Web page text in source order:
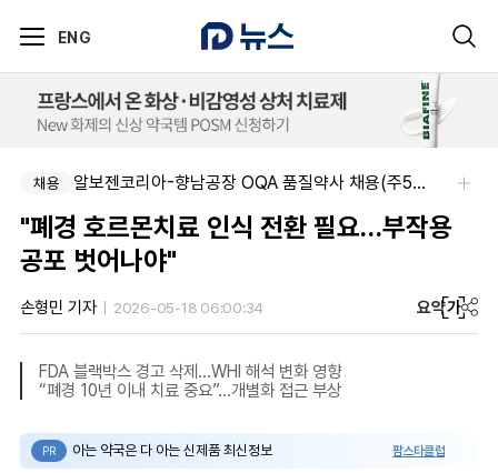
ENG
채용 알보젠코리아-향남공장 OQA 품질약사 채용(주5일/파트타임 가능)
"폐경 호르몬치료 인식 전환 필요…부작용
공포 벗어나야"
손형민 기자 2026-05-18 06:00:34 요약가
FDA 블랙박스 경고 삭제…WHI 해석 변화 영향
“폐경 10년 이내 치료 중요”…개별화 접근 부상
PR 아는 약국은 다 아는 신제품 최신정보 팜스타클럽